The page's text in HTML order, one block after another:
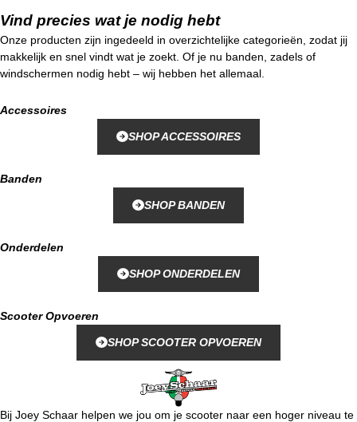
Vind precies wat je nodig hebt
Onze producten zijn ingedeeld in overzichtelijke categorieën, zodat jij
makkelijk en snel vindt wat je zoekt. Of je nu banden, zadels of
windschermen nodig hebt – wij hebben het allemaal.
Accessoires
SHOP ACCESSOIRES
Banden
SHOP BANDEN
Onderdelen
SHOP ONDERDELEN
Scooter Opvoeren
SHOP SCOOTER OPVOEREN
Bij Joey Schaar helpen we jou om je scooter naar een hoger niveau te